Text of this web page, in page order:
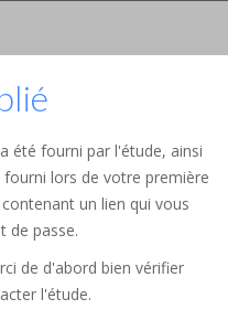
été fourni par l'étude, ainsi
lors de votre première
un lien qui vous
de passe.
de d'abord bien vérifier
l'étude.